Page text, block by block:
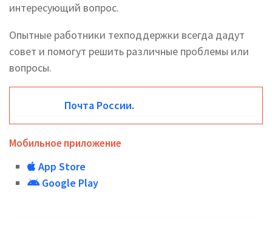
интересующий вопрос.
Опытные работники техподдержки всегда дадут
совет и помогут решить различные проблемы или
вопросы.
Почта России.
Мобильное приложение
App Store
Google Play